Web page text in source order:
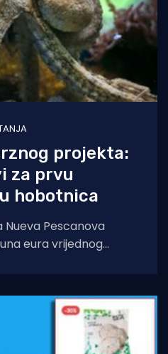
projekta:
za prvu
hobotnica
Nueva Pescanova
eura vrijednog